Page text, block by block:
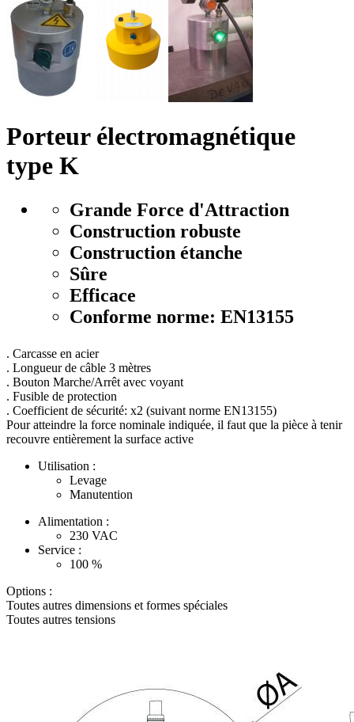
Porteur électromagnétique
type K
Grande Force d'Attraction
Construction robuste
Construction étanche
Sûre
Efficace
Conforme norme: EN13155
. Carcasse en acier
. Longueur de câble 3 mètres
. Bouton Marche/Arrêt avec voyant
. Fusible de protection
. Coefficient de sécurité: x2 (suivant norme EN13155)
Pour atteindre la force nominale indiquée, il faut que la pièce à tenir
recouvre entièrement la surface active
Utilisation :
Levage
Manutention
Alimentation :
230 VAC
Service :
100 %
Options :
Toutes autres dimensions et formes spéciales
Toutes autres tensions